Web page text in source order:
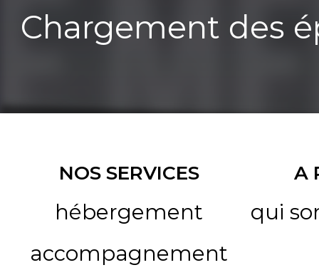
Chargement des
NOS SERVICES
hébergement
accompagnement
A
qui